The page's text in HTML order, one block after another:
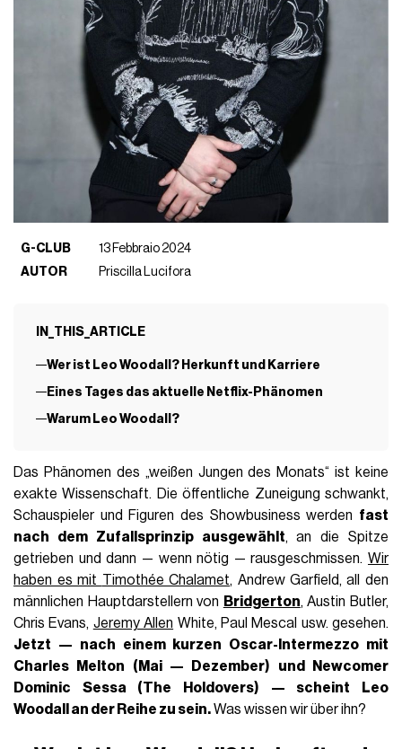
G-CLUB
13 Febbraio 2024
AUTOR
Priscilla Lucifora
IN_THIS_ARTICLE
Wer ist Leo Woodall? Herkunft und Karriere
Eines Tages das aktuelle Netflix-Phänomen
Warum Leo Woodall?
Das Phänomen des „weißen Jungen des Monats“ ist keine
exakte Wissenschaft. Die öffentliche Zuneigung schwankt,
Schauspieler und Figuren des Showbusiness werden fast
nach dem Zufallsprinzip ausgewählt, an die Spitze
getrieben und dann — wenn nötig — rausgeschmissen. Wir
haben es mit Timothée Chalamet, Andrew Garfield, all den
männlichen Hauptdarstellern von Bridgerton, Austin Butler,
Chris Evans, Jeremy Allen White, Paul Mescal usw. gesehen.
Jetzt — nach einem kurzen Oscar-Intermezzo mit
Charles Melton (Mai — Dezember) und Newcomer
Dominic Sessa (The Holdovers) — scheint Leo
Woodall an der Reihe zu sein.Was wissen wir über ihn?